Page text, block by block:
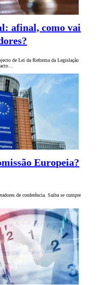
afinal, como vai
de Lei da Reforma da Legislação
Europeia?
de conferência. Saiba se cumpre